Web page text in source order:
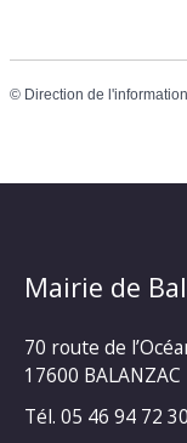
© Direction de
Mairie de
70 route de
17600 BALANZAC
Tél. 05 46 94 72 30